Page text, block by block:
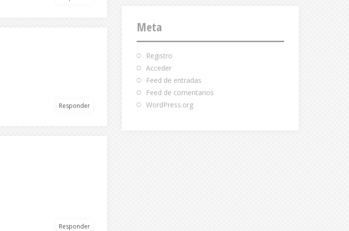
Responder
Responder
Meta
Registro
Acceder
Feed de entradas
Feed de comentarios
WordPress.org